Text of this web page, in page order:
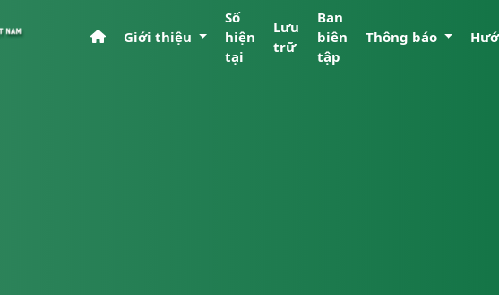
Giới thiệu
Số
hiện
tại
Lưu
trữ
Ban
biên
tập
Thông báo